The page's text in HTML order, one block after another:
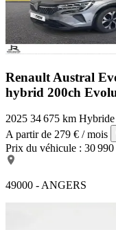
Renault Austral
hybrid 200ch
2025 34 675 km Hybride
A partir de 279 € / mois
Prix du véhicule : 30 990
49000 - ANGERS